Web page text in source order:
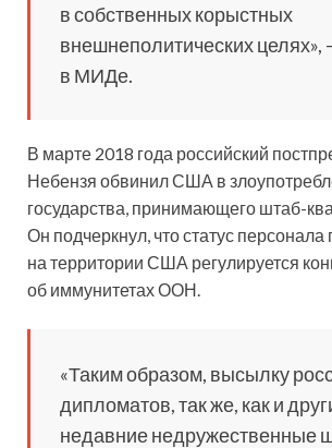
в собственных корыстных
внешнеполитических целях»,
в МИДе.
В марте 2018 года российский
Небензя обвинил США в
государства, принимающего штаб-
Он подчеркнул, что статус персонала
на территории США регулируется
об иммунитетах ООН.
«Таким образом, высылку
дипломатов, так же, как и
недавние недружественные